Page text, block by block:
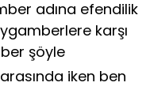
adına efendilik
karşı
şöyle
iken ben